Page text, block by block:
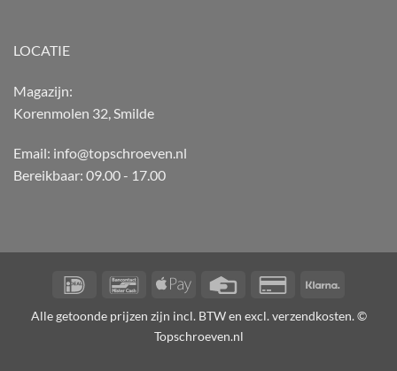
LOCATIE
Magazijn:
Korenmolen 32, Smilde
Email: info@topschroeven.nl
Bereikbaar: 09.00 - 17.00
IDeal BancontactApple
Credit
Credit
2
Alle getoonde prijzen zijn incl. BTW en excl. verzendkosten. ©
Topschroeven.nl